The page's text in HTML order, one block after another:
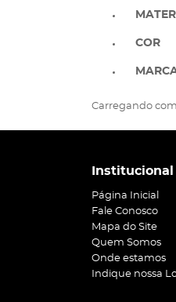
COR
Carregando
Institucional
Página Inicial
Fale Conosco
Mapa do Site
Quem Somos
Onde estamos
Indique nossa